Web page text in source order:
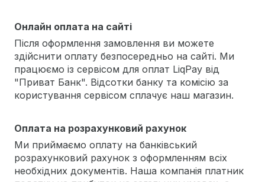
Онлайн оплата на сайті
Після оформлення замовлення ви можете
здійснити оплату безпосередньо на сайті. Ми
працюємо із сервісом для оплат LiqPay від
"Приват Банк". Відсотки банку та комісію за
користування сервісом сплачує наш магазин.
Оплата на розрахунковий рахунок
Ми приймаємо оплату на банківський
розрахунковий рахунок з оформленням всіх
необхідних документів. Наша компанія платник